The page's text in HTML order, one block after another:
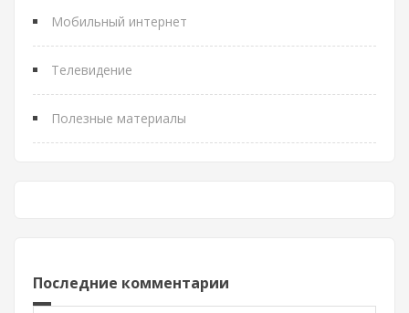
Мобильный интернет
Телевидение
Полезные материалы
Последние комментарии